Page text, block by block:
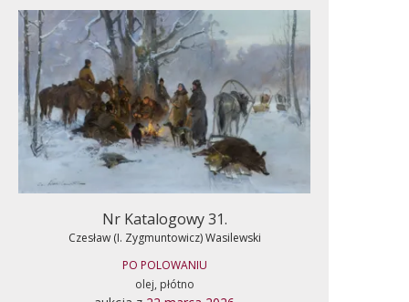
Nr Katalogowy 31.
Czesław (I. Zygmuntowicz) Wasilewski
PO POLOWANIU
olej, płótno